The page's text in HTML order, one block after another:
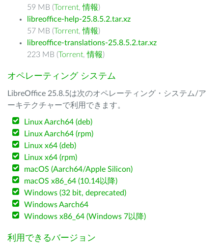
59 MB (Torrent,情報)
libreoffice-help-25.8.5.2.tar.xz
57 MB (Torrent,情報)
libreoffice-translations-25.8.5.2.tar.xz
223 MB (Torrent,情報)
オペレーティング システム
LibreOffice 25.8.5は次のオペレーティング・システム/ア
ーキテクチャーで利用できます。
Linux Aarch64 (deb)
Linux Aarch64 (rpm)
Linux x64 (deb)
Linux x64 (rpm)
macOS (Aarch64/Apple Silicon)
macOS x86_64 (10.14以降)
Windows (32 bit, deprecated)
Windows Aarch64
Windows x86_64 (Windows 7以降)
利用できるバージョン